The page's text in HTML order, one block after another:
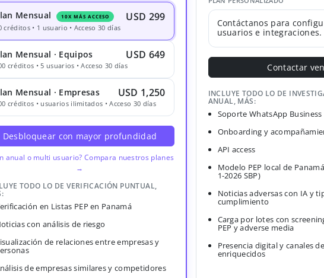
Mensual 10X MÁS ACCESO USD 299
créditos • 1 usuario • Acceso 30 días
Mensual · Equipos USD 649
créditos • 5 usuarios • Acceso 30 días
Mensual · Empresas USD 1,250
créditos • usuarios ilimitados • Acceso 30 días
Desbloquear con mayor profundidad
anual o multi usuario? Compara nuestros planes
→
TODO LO DE VERIFICACIÓN PUNTUAL,
en Listas PEP en Panamá
con análisis de riesgo
de relaciones entre empresas y
de empresas similares y competidores
Contáctanos para
usuarios e integraciones.
Contactar
INCLUYE TODO LO DE
ANUAL, MÁS:
Soporte WhatsApp Business
Onboarding y
API access
Modelo PEP local de
1-2026 SBP)
Noticias adversas con IA y
cumplimiento
Carga por lotes con
PEP y adverse media
Presencia digital y canales
enriquecidos